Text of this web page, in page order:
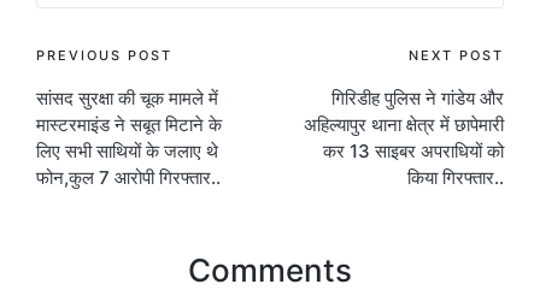
Post
navigation
PREVIOUS POST
सांसद सुरक्षा की चूक मामले में
मास्टरमाइंड ने सबूत मिटाने के
लिए सभी साथियों के जलाए थे
फोन,कुल 7 आरोपी गिरफ्तार..
NEXT POST
गिरिडीह पुलिस ने गांडेय और
अहिल्यापुर थाना क्षेत्र में छापेमारी
कर 13 साइबर अपराधियों को
किया गिरफ्तार..
Comments